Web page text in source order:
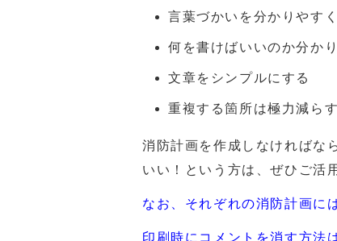
言葉づかいを分かりやす
何を書けばいいのか分か
文章をシンプルにする
重複する箇所は極力減らす
消防計画を作成しなければな
いい！という方は、ぜひご活
なお、それぞれの消防計画に
印刷時にコメントを消す方法